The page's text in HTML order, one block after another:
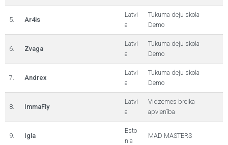
5. Ar4is
Latvi
a
Tukuma deju skola
Demo
6. Zvaga
Latvi
a
Tukuma deju skola
Demo
7. Andrex
Latvi
a
Tukuma deju skola
Demo
8. ImmaFly
Latvi
a
Vidzemes breika
apvienība
9. Igla
Esto
nia
MAD MASTERS